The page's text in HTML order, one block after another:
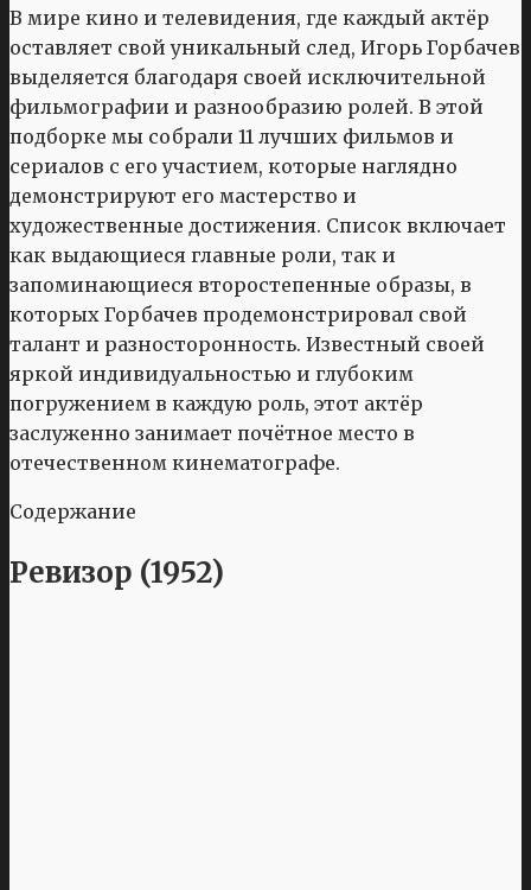
В мире кино и телевидения, где каждый актёр
оставляет свой уникальный след, Игорь Горбачев
выделяется благодаря своей исключительной
фильмографии и разнообразию ролей. В этой
подборке мы собрали 11 лучших фильмов и
сериалов с его участием, которые наглядно
демонстрируют его мастерство и
художественные достижения. Список включает
как выдающиеся главные роли, так и
запоминающиеся второстепенные образы, в
которых Горбачев продемонстрировал свой
талант и разносторонность. Известный своей
яркой индивидуальностью и глубоким
погружением в каждую роль, этот актёр
заслуженно занимает почётное место в
отечественном кинематографе.
Содержание
Ревизор (1952)